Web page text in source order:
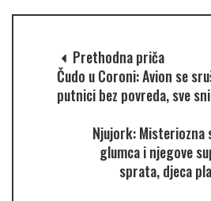
Prethodna priča
Čudo u Coroni: Avion se
putnici bez povreda, sve
Njujork:
glumca i njegove
sprata, djeca